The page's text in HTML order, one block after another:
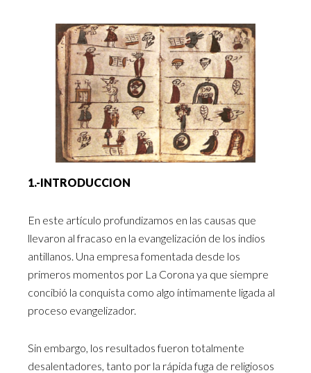
1.-INTRODUCCION
En este artículo profundizamos en las causas que
llevaron al fracaso en la evangelización de los indios
antillanos. Una empresa fomentada desde los
primeros momentos por La Corona ya que siempre
concibió la conquista como algo íntimamente ligada al
proceso evangelizador.
Sin embargo, los resultados fueron totalmente
desalentadores, tanto por la rápida fuga de religiosos